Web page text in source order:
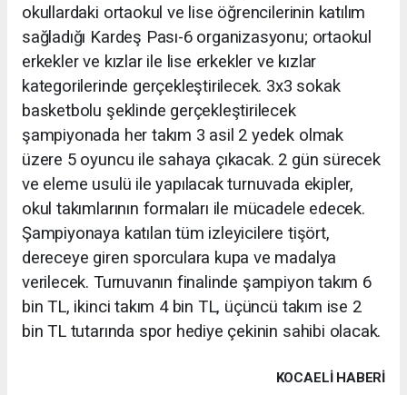
okullardaki ortaokul ve lise öğrencilerinin katılım
sağladığı Kardeş Pası-6 organizasyonu; ortaokul
erkekler ve kızlar ile lise erkekler ve kızlar
kategorilerinde gerçekleştirilecek. 3x3 sokak
basketbolu şeklinde gerçekleştirilecek
şampiyonada her takım 3 asil 2 yedek olmak
üzere 5 oyuncu ile sahaya çıkacak. 2 gün sürecek
ve eleme usulü ile yapılacak turnuvada ekipler,
okul takımlarının formaları ile mücadele edecek.
Şampiyonaya katılan tüm izleyicilere tişört,
dereceye giren sporculara kupa ve madalya
verilecek. Turnuvanın finalinde şampiyon takım 6
bin TL, ikinci takım 4 bin TL, üçüncü takım ise 2
bin TL tutarında spor hediye çekinin sahibi olacak.
KOCAELI HABERİ